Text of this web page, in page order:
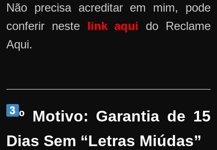
Não precisa acreditar em mim, pode
conferir neste link aqui do Reclame
Aqui.
º Motivo: Garantia de 15
Dias Sem “Letras Miúdas”